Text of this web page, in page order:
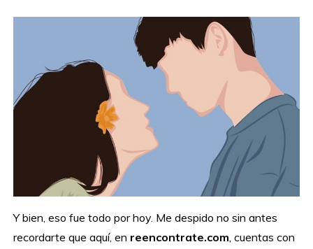
Y bien, eso fue todo por hoy. Me despido no sin antes
recordarte que aquí, en reencontrate.com, cuentas con